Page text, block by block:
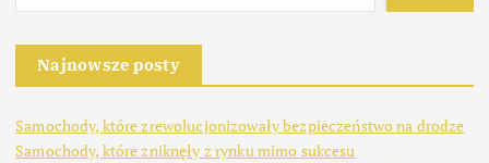
Najnowsze posty
Samochody, które zrewolucjonizowały bezpieczeństwo na drodze
Samochody, które zniknęły z rynku mimo sukcesu